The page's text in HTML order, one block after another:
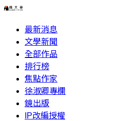
最新消息
文學新聞
全部作品
排行榜
焦點作家
徐淑卿專欄
鏡出版
IP改編授權